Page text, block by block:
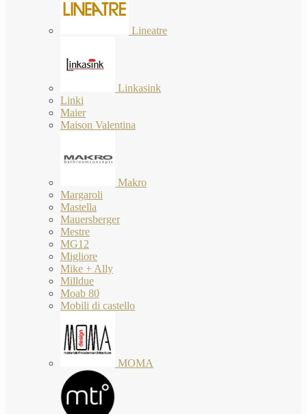
Lineatre
Linkasink
Linki
Maier
Maison Valentina
Makro
Margaroli
Mastella
Mauersberger
Mestre
MG12
Migliore
Mike + Ally
Milldue
Moab 80
Mobili di castello
MOMA